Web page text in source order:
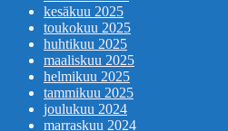
kesäkuu 2025
toukokuu 2025
huhtikuu 2025
maaliskuu 2025
helmikuu 2025
tammikuu 2025
joulukuu 2024
marraskuu 2024